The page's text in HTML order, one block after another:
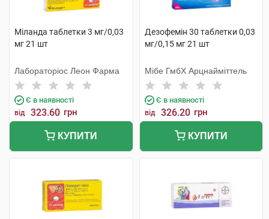
Міланда таблетки 3 мг/0,03
мг 21 шт
Лабораторіос Леон Фарма
Є в наявності
від 323.60 грн
КУПИТИ
Дезофемін 30 таблетки 0,03
мг/0,15 мг 21 шт
Мібе ГмбХ Арцнайміттель
Є в наявності
від 326.20 грн
КУПИТИ